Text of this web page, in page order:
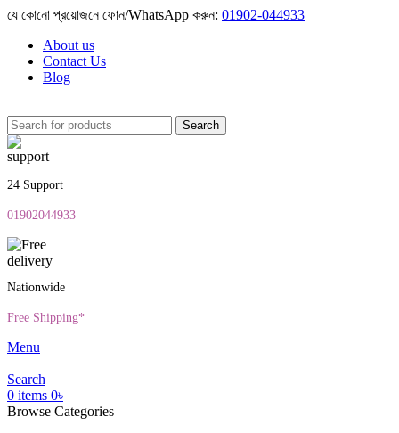
যে কোনো প্রয়োজনে ফোন/WhatsApp করুন: 01902-044933
About us
Contact Us
Blog
Search
24 Support
01902044933
Nationwide
Free Shipping*
Menu
Search
0 items 0৳
Browse Categories